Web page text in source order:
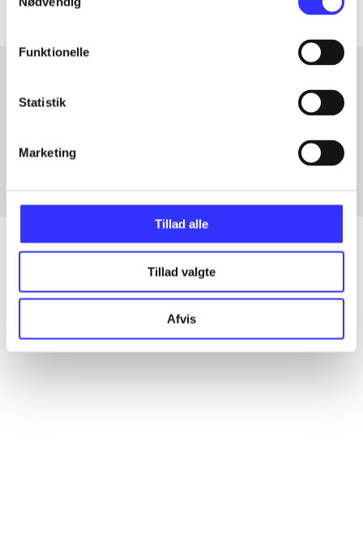
Funktionelle
Statistik
Marketing
Tillad alle
Tillad valgte
Afvis
Artikler med samme emner
Artikler
Alle registrerede artikler fordelt på udgivelser